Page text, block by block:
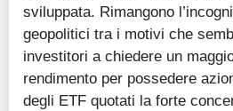
sviluppata. Rimangono
geopolitici tra i motivi che
investitori a chiedere un
rendimento per possedere
degli ETF quotati la forte